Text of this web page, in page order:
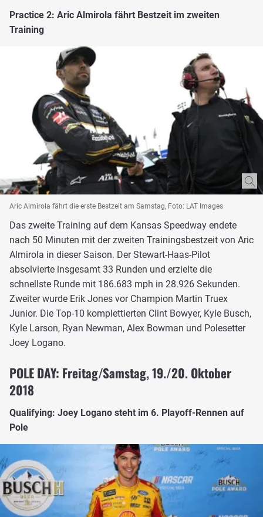
Practice 2: Aric Almirola fährt Bestzeit im zweiten
Training
Aric Almirola fährt die erste Bestzeit am Samstag, Foto: LAT Images
Das zweite Training auf dem Kansas Speedway endete
nach 50 Minuten mit der zweiten Trainingsbestzeit von Aric
Almirola in dieser Saison. Der Stewart-Haas-Pilot
absolvierte insgesamt 33 Runden und erzielte die
schnellste Runde mit 186.683 mph in 28.926 Sekunden.
Zweiter wurde Erik Jones vor Champion Martin Truex
Junior. Die Top-10 komplettierten Clint Bowyer, Kyle Busch,
Kyle Larson, Ryan Newman, Alex Bowman und Polesetter
Joey Logano.
POLE DAY: Freitag/Samstag, 19./20. Oktober
2018
Qualifying: Joey Logano steht im 6. Playoff-Rennen auf
Pole